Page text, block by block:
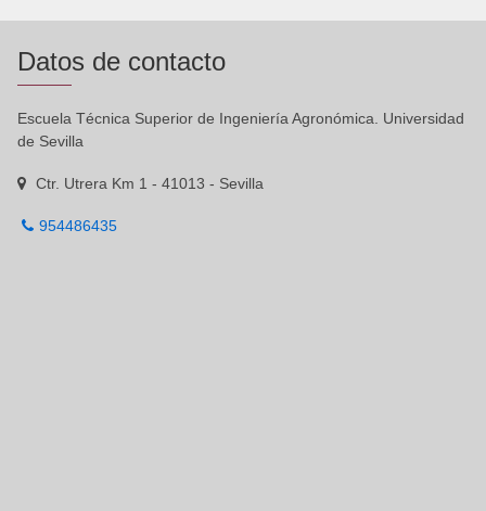
Datos de contacto
Escuela Técnica Superior de Ingeniería Agronómica. Universidad
de Sevilla
Ctr. Utrera Km 1 - 41013 - Sevilla
954486435